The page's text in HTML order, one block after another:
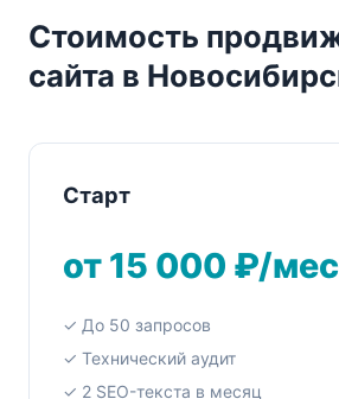
Стоимость
сайта в
Старт
от 15 000 ₽/мес
✓ До 50 запросов
✓ Технический аудит
✓ 2 SEO-текста в месяц